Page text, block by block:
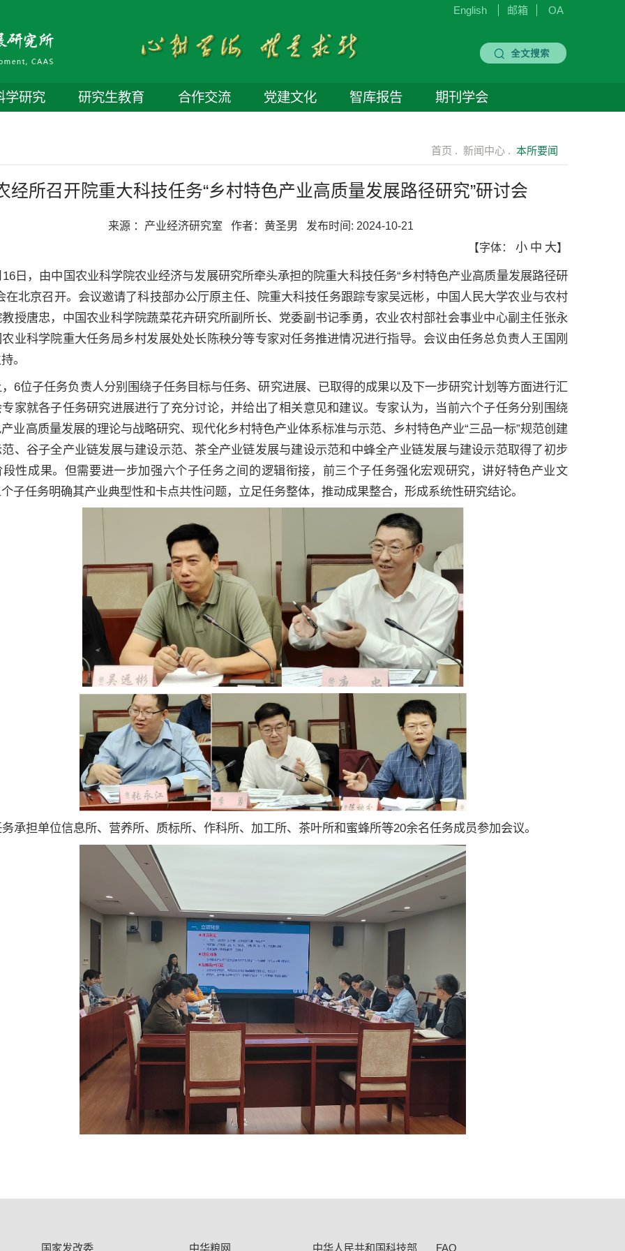
English 邮箱 OA
学研究 研究生教育 合作交流 党建文化 智库报告 期刊学会
首页 . 新闻中心 . 本所要闻
经所召开院重大科技任务“乡村特色产业高质量发展路径研究”研讨会
来源 ： 产业经济研究室 作者：黄圣男 发布时间: 2024-10-21
【字体： 小 中 大】
16日，由中国农业科学院农业经济与发展研究所牵头承担的院重大科技任务“乡村特色产业高质量发展路径研
在北京召开。会议邀请了科技部办公厅原主任、院重大科技任务跟踪专家吴远彬，中国人民大学农业与农村
授唐忠，中国农业科学院蔬菜花卉研究所副所长、党委副书记季勇，农业农村部社会事业中心副主任张永
业科学院重大任务局乡村发展处处长陈秧分等专家对任务推进情况进行指导。会议由任务总负责人王国刚
。
6位子任务负责人分别围绕子任务目标与任务、研究进展、已取得的成果以及下一步研究计划等方面进行汇
家就各子任务研究进展进行了充分讨论，并给出了相关意见和建议。专家认为，当前六个子任务分别围绕
业高质量发展的理论与战略研究、现代化乡村特色产业体系标准与示范、乡村特色产业“三品一标”规范创建
、谷子全产业链发展与建设示范、茶全产业链发展与建设示范和中蜂全产业链发展与建设示范取得了初步
段性成果。但需要进一步加强六个子任务之间的逻辑衔接，前三个子任务强化宏观研究，讲好特色产业文
子任务明确其产业典型性和卡点共性问题，立足任务整体，推动成果整合，形成系统性研究结论。
承担单位信息所、营养所、质标所、作科所、加工所、茶叶所和蜜蜂所等20余名任务成员参加会议。
国家发改委 中华粮网 中华人民共和国科技部 FAO